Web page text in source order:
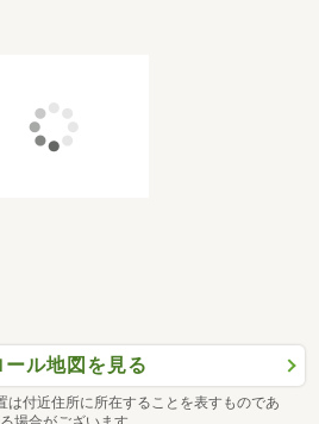
ール地図を見る
は付近住所に所在することを表すものであ